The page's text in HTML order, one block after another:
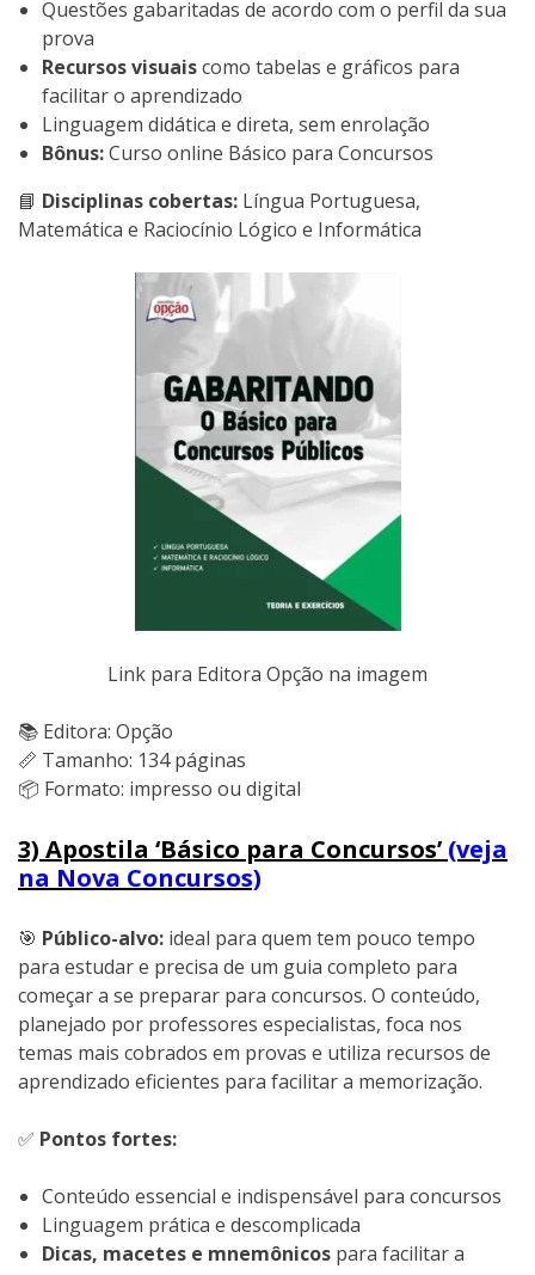
Questões gabaritadas de acordo com o perfil da sua
prova
Recursos visuaiscomo tabelas e gráficos para
facilitar o aprendizado
Linguagem didática e direta, sem enrolação
Bônus:Curso online Básico para Concursos
📘 Disciplinas cobertas: Língua Portuguesa,
Matemática e Raciocínio Lógico e Informática
Link para Editora Opção na imagem
📚 Editora: Opção
📏 Tamanho: 134 páginas
📦 Formato: impresso ou digital
3) Apostila ‘Básico para Concursos’ (veja
na Nova Concursos)
🎯 Público-alvo: ideal para quem tem pouco tempo
para estudar e precisa de um guia completo para
começar a se preparar para concursos. O conteúdo,
planejado por professores especialistas, foca nos
temas mais cobrados em provas e utiliza recursos de
aprendizado eficientes para facilitar a memorização.
✅ Pontos fortes:
Conteúdo essencial e indispensável para concursos
Linguagem prática e descomplicada
Dicas, macetes e mnemônicos para facilitar a